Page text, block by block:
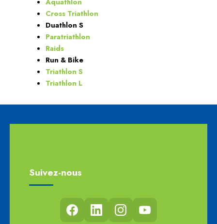
Cross Triathlon
Duathlon S
Paratriathlon
Raids
Run & Bike
Triathlon S
Triathlon L
Suivez-nous